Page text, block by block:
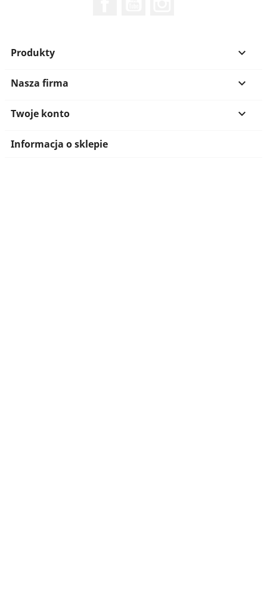
Produkty 
Nasza firma 
Twoje konto 
Informacja o sklepie